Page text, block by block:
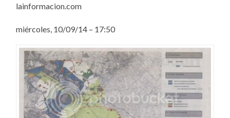
lainformacion.com
miércoles, 10/09/14 – 17:50